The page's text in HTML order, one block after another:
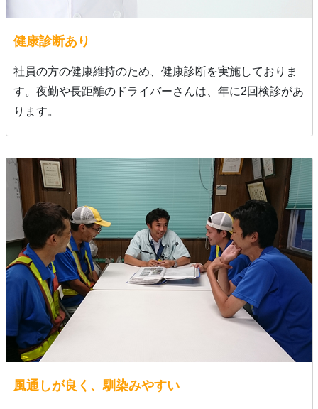
健康診断あり
社員の方の健康維持のため、健康診断を実施しておりま
す。夜勤や長距離のドライバーさんは、年に2回検診があ
ります。
風通しが良く、馴染みやすい